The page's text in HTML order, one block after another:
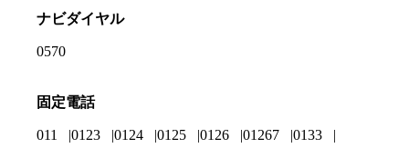
ナビダイヤル
0570
固定電話
011 0123 0124 0125 0126 01267
0133